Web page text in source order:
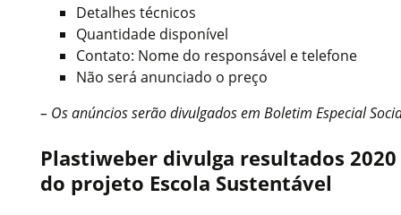
Detalhes técnicos
Quantidade disponível
Contato: Nome do responsável e telefone
Não será anunciado o preço
– Os anúncios serão divulgados em Boletim Especial
Plastiweber divulga resultados 2020
do projeto Escola Sustentável